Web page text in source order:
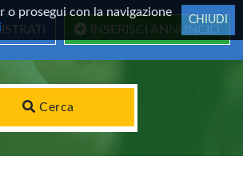
prosegui con la navigazione
CHIUDI
INSERISCI ANNUNCIO
Cerca